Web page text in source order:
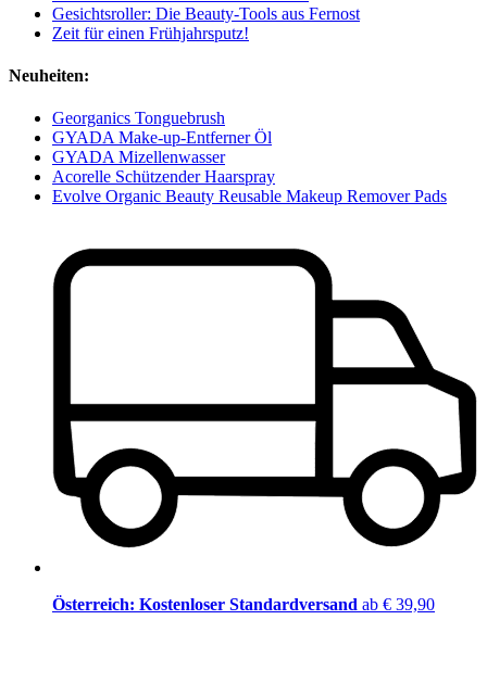
Gesichtsroller: Die Beauty-Tools aus Fernost
Zeit für einen Frühjahrsputz!
Neuheiten:
Georganics Tonguebrush
GYADA Make-up-Entferner Öl
GYADA Mizellenwasser
Acorelle Schützender Haarspray
Evolve Organic Beauty Reusable Makeup Remover Pads
Österreich: Kostenloser Standardversand ab € 39,90